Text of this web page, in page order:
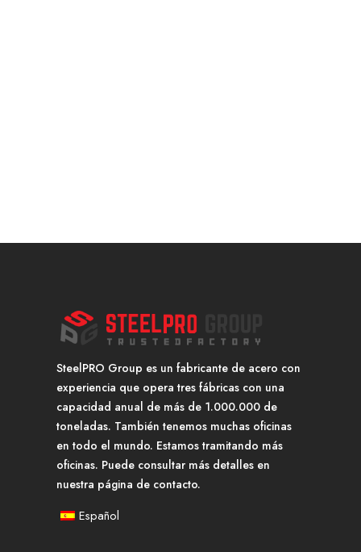
SteelPRO Group es un fabricante de acero con
experiencia que opera tres fábricas con una
capacidad anual de más de 1.000.000 de
toneladas. También tenemos muchas oficinas
en todo el mundo. Estamos tramitando más
oficinas. Puede consultar más detalles en
nuestra página de contacto.
Español